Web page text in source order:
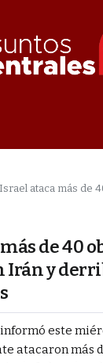
Israel ataca más de 40 objetivos
de 40
y
este
atacaron más